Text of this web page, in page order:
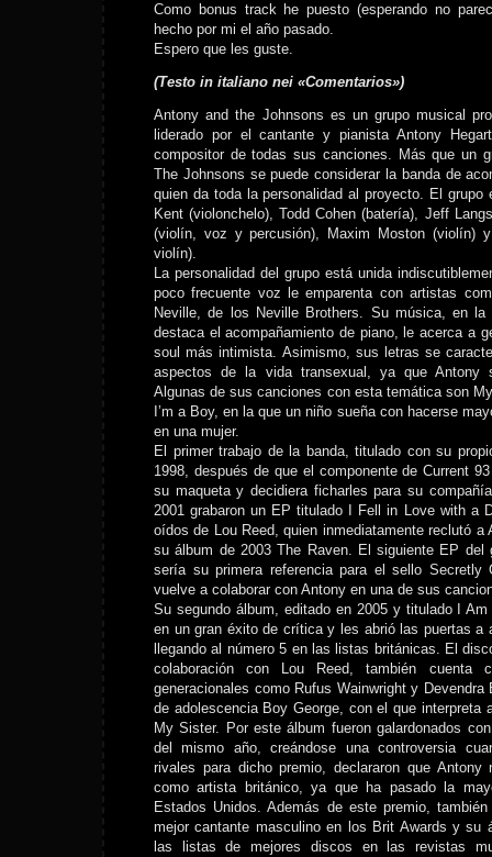
Como bonus track he puesto (esperando no
hecho por mi el año pasado.
Espero que les guste.
(Testo in italiano nei «Comentarios»)
Antony and the Johnsons es un grupo musical
liderado por el cantante y pianista Antony
compositor de todas sus canciones. Más que un
The Johnsons se puede considerar la banda de
quien da toda la personalidad al proyecto. El grupo
Kent (violonchelo), Todd Cohen (batería), Jeff
(violín, voz y percusión), Maxim Moston (violín)
violín).
La personalidad del grupo está unida
poco frecuente voz le emparenta con artistas
Neville, de los Neville Brothers. Su música, en
destaca el acompañamiento de piano, le acerca a
soul más intimista. Asimismo, sus letras se
aspectos de la vida transexual, ya que Antony
Algunas de sus canciones con esta temática son
I’m a Boy, en la que un niño sueña con hacerse
en una mujer.
El primer trabajo de la banda, titulado con su
1998, después de que el componente de Current
su maqueta y decidiera ficharles para su
2001 grabaron un EP titulado I Fell in Love with a
oídos de Lou Reed, quien inmediatamente reclutó a
su álbum de 2003 The Raven. El siguiente EP del
sería su primera referencia para el sello Secretly
vuelve a colaborar con Antony en una de sus
Su segundo álbum, editado en 2005 y titulado I
en un gran éxito de crítica y les abrió las puertas a
llegando al número 5 en las listas británicas. El
colaboración con Lou Reed, también cuenta
generacionales como Rufus Wainwright y
de adolescencia Boy George, con el que interpreta
My Sister. Por este álbum fueron galardonados
del mismo año, creándose una controversia
rivales para dicho premio, declararon que Antony
como artista británico, ya que ha pasado la
Estados Unidos. Además de este premio,
mejor cantante masculino en los Brit Awards y su
las listas de mejores discos en las revistas